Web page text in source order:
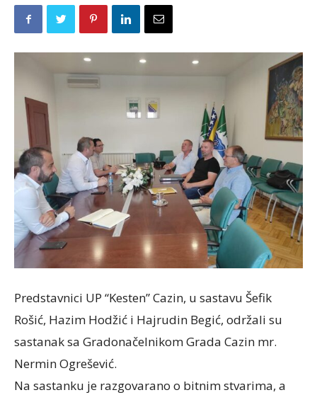
Predstavnici UP “Kesten” Cazin, u sastavu Šefik
Rošić, Hazim Hodžić i Hajrudin Begić, održali su
sastanak sa Gradonačelnikom Grada Cazin mr.
Nermin Ogrešević.
Na sastanku je razgovarano o bitnim stvarima, a